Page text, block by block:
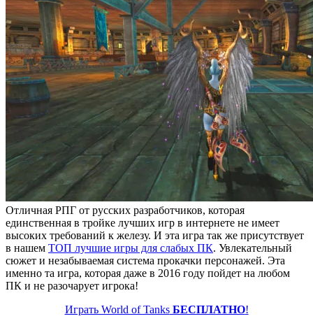
Отличная РПГ от русских разработчиков, которая
единственная в тройке лучших игр в интернете не имеет
высоких требований к железу. И эта игра так же присутствует
в нашем ТОП лучшие игры для слабых ПК. Увлекательный
сюжет и незабываемая система прокачки персонажей. Эта
именно та игра, которая даже в 2016 году пойдет на любом
ПК и не разочарует игрока!
Играть World of TanksБЕСПЛАТНО!